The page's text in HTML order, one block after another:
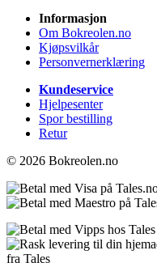
Informasjon
Om Bokreolen.no
Kjøpsvilkår
Personvernerklæring
Kundeservice
Hjelpesenter
Spor bestilling
Retur
© 2026 Bokreolen.no